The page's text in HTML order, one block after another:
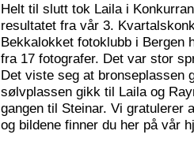
Helt til slutt tok Laila i
resultatet fra vår 3.
Bekkalokket fotoklubb i
fra 17 fotografer. Det var stor
Det viste seg at bronseplassen
sølvplassen gikk til Laila og
gangen til Steinar. Vi gratulerer
og bildene finner du her på vår